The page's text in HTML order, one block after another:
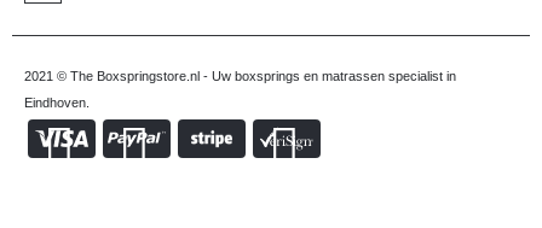
2021 © The Boxspringstore.nl - Uw boxsprings en matrassen specialist in
Eindhoven.